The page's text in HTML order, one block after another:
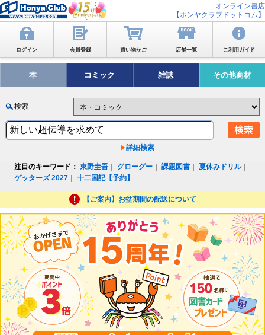
オンライン書店
【ホンヤクラブドットコム】
ログイン 会員登録 買い物かご 店舗一覧 ご利用ガイド
本 コミック 雑誌 その他商材
検索
詳細検索
注目のキーワード： 東野圭吾 グローグー ｜課題図書 ｜夏休みドリル｜
ゲッターズ 2027 ｜十二国記【予約】
【ご案内】お盆期間の配送について